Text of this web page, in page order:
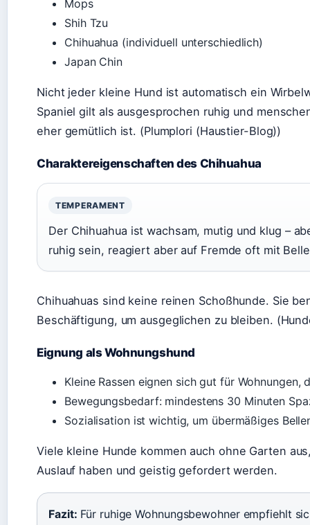
Mops
Shih Tzu
Chihuahua (individuell unterschiedlich)
Japan Chin
Nicht jeder kleine Hund ist automatisch ein
Spaniel gilt als ausgesprochen ruhig und
eher gemütlich ist. (Plumplori (Haustier-Blog))
Charaktereigenschaften des Chihuahua
TEMPERAMENT
Der Chihuahua ist wachsam, mutig und klug –
ruhig sein, reagiert aber auf Fremde oft mit
Chihuahuas sind keine reinen Schoßhunde. Sie
Beschäftigung, um ausgeglichen zu bleiben.
Eignung als Wohnungshund
Kleine Rassen eignen sich gut für Wohnungen,
Bewegungsbedarf: mindestens 30 Minuten
Sozialisation ist wichtig, um übermäßiges
Viele kleine Hunde kommen auch ohne Garten
Auslauf haben und geistig gefordert werden.
Fazit: Für ruhige Wohnungsbewohner empfiehlt